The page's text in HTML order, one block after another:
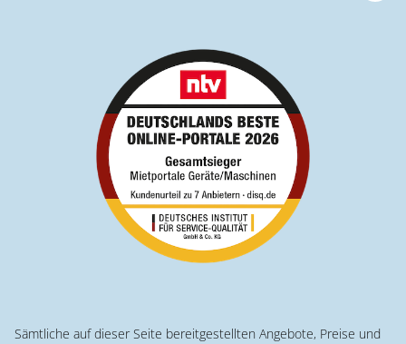
Sämtliche auf dieser Seite bereitgestellten Angebote, Preise und